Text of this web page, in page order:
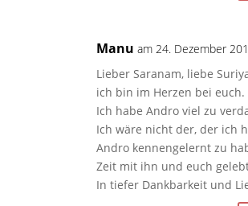
Manu am 24. Dezember
Lieber Saranam, liebe
ich bin im Herzen bei euch.
Ich habe Andro viel zu
Ich wäre nicht der, der ich
Andro kennengelernt zu
Zeit mit ihn und euch
In tiefer Dankbarkeit und